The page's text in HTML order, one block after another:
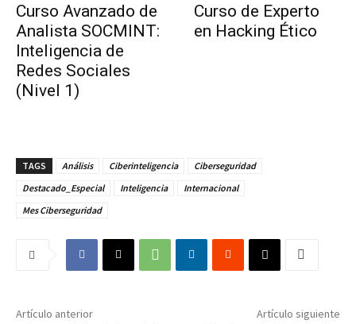
Curso Avanzado de
Analista SOCMINT:
Inteligencia de
Redes Sociales
(Nivel 1)
Curso de Experto
en Hacking Ético
TAGS Análisis Ciberinteligencia
Ciberseguridad
Destacado_Especial
Inteligencia
Internacional
Mes Ciberseguridad
Artículo anterior Artículo siguiente